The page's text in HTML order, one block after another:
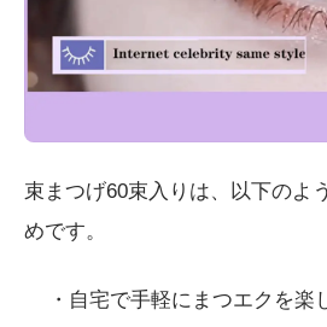
束まつげ60束入りは、以下のよ
めです。
・自宅で手軽にまつエクを楽